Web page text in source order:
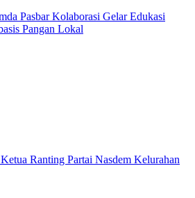
Pasbar Kolaborasi Gelar Edukasi
Pangan Lokal
Ranting Partai Nasdem Kelurahan